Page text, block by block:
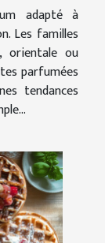
adapté à
Les familles
orientale ou
parfumées
tendances